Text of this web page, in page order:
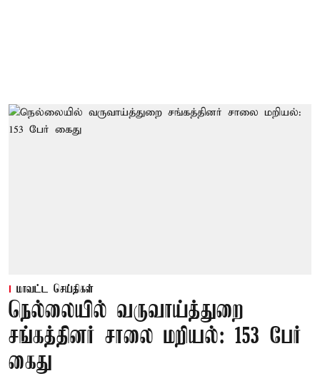
மாவட்ட செய்திகள்
நெல்லையில் வருவாய்த்துறை
சங்கத்தினர் சாலை மறியல்: 153 பேர்
கைது